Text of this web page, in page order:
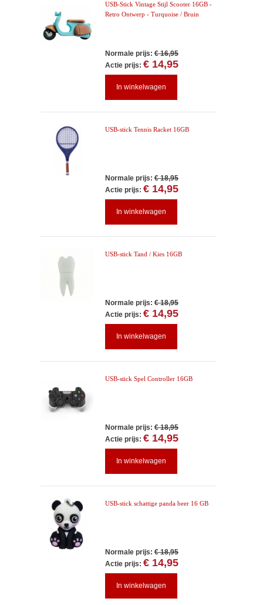
USB-Stick Vintage Stijl Scooter 16GB -
Retro Ontwerp - Turquoise / Bruin
Normale prijs: € 16,95
Actie prijs: € 14,95
In winkelwagen
USB-stick Tennis Racket 16GB
Normale prijs: € 18,95
Actie prijs: € 14,95
In winkelwagen
USB-stick Tand / Kies 16GB
Normale prijs: € 18,95
Actie prijs: € 14,95
In winkelwagen
USB-stick Spel Controller 16GB
Normale prijs: € 18,95
Actie prijs: € 14,95
In winkelwagen
USB-stick schattige panda beer 16 GB
Normale prijs: € 18,95
Actie prijs: € 14,95
In winkelwagen